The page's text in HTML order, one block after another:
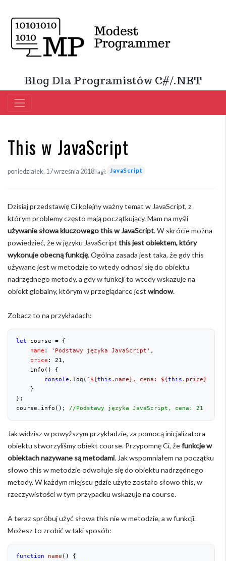
Blog Dla Programistów C#/.NET
This w JavaScript
poniedziałek, 17 września 2018Tagi: JavaScript
Dzisiaj przedstawię Ci kolejny ważny temat w JavaScript, z
którym problemy często mają początkujący. Mam na myśli
używanie słowa kluczowego this w JavaScript. W skrócie można
powiedzieć, że w języku JavaScriptthis jest obiektem, który
wykonuje obecną funkcję. Ogólna zasada jest taka, że gdy this
używane jest w metodzie to wtedy odnosi się do obiektu
nadrzędnego metody, a gdy w funkcji to wtedy wskazuje na
obiekt globalny, którym w przeglądarce jestwindow.
Zobacz to na przykładach:
let course = {
name : 'Podstawy języka JavaScript' ,
price : 21 ,
    info() {
console .log( ` ${this .name} , cena: ${this .price}
    }
};
course.info(); //Podstawy języka JavaScript, cena: 21 zł.
Jak widzisz w powyższym przykładzie, za pomocą inicjalizatora
obiektu stworzyliśmy obiekt course. Przypomnę Ci, żefunkcje w
obiektach nazywane są metodami. Jak wspomniałem na początku
słowo this w metodzie odwołuje się do obiektu nadrzędnego
metody. W każdym miejscu gdzie użyte zostało słowo this, w
rzeczywistości w tym przypadku wskazuje na course.
A teraz spróbuj użyć słowa this nie w metodzie, a w funkcji.
Możesz to zrobić w taki sposób:
function name ( ) {